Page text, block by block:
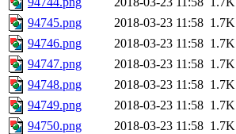
94745.png
2018-03-23 11:58 1.7K
94746.png
2018-03-23 11:58 1.7K
94747.png
2018-03-23 11:58 1.7K
94748.png
2018-03-23 11:58 1.7K
94749.png
2018-03-23 11:58 1.7K
94750.png
2018-03-23 11:58 1.7K